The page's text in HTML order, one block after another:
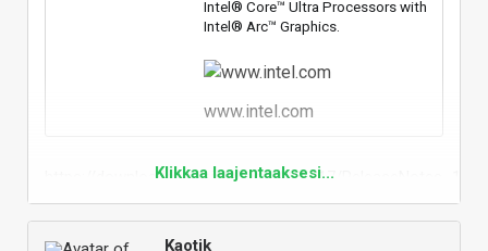
Intel® Core™ Ultra Processors with
Intel® Arc™ Graphics.
www.intel.com
https://downloadmirror.intel.com/916917/
Vastaa
Klikkaa laajentaaksesi...
Kaotik